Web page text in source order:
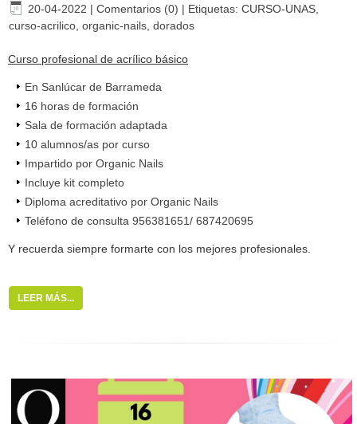
20-04-2022 | Comentarios (0) | Etiquetas: CURSO-UNAS
curso-acrilico organic-nails dorados
Curso profesional de acrílico básico
En Sanlúcar de Barrameda
16 horas de formación
Sala de formación adaptada
10 alumnos/as por curso
Impartido por Organic Nails
Incluye kit completo
Diploma acreditativo por Organic Nails
Teléfono de consulta 956381651/ 687420695
Y recuerda siempre formarte con los mejores profesionales.
LEER MÁS...